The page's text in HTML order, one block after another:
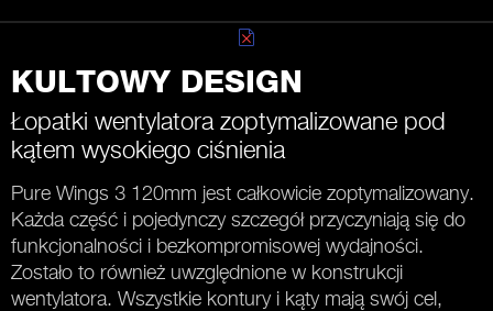
KULTOWY DESIGN
Łopatki wentylatora zoptymalizowane pod
kątem wysokiego ciśnienia
Pure Wings 3 120mm jest całkowicie zoptymalizowany.
Każda część i pojedynczy szczegół przyczyniają się do
funkcjonalności i bezkompromisowej wydajności.
Zostało to również uwzględnione w konstrukcji
wentylatora. Wszystkie kontury i kąty mają swój cel,